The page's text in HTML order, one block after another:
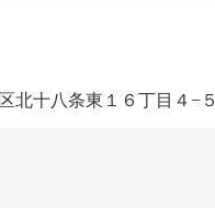
北十八条東１６丁目４−５